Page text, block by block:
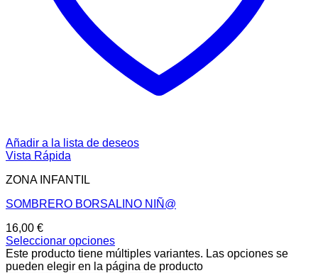
Añadir a la lista de deseos
Vista Rápida
ZONA INFANTIL
SOMBRERO BORSALINO NIÑ@
16,00 €
Seleccionar opciones
Este producto tiene múltiples variantes. Las opciones se
pueden elegir en la página de producto